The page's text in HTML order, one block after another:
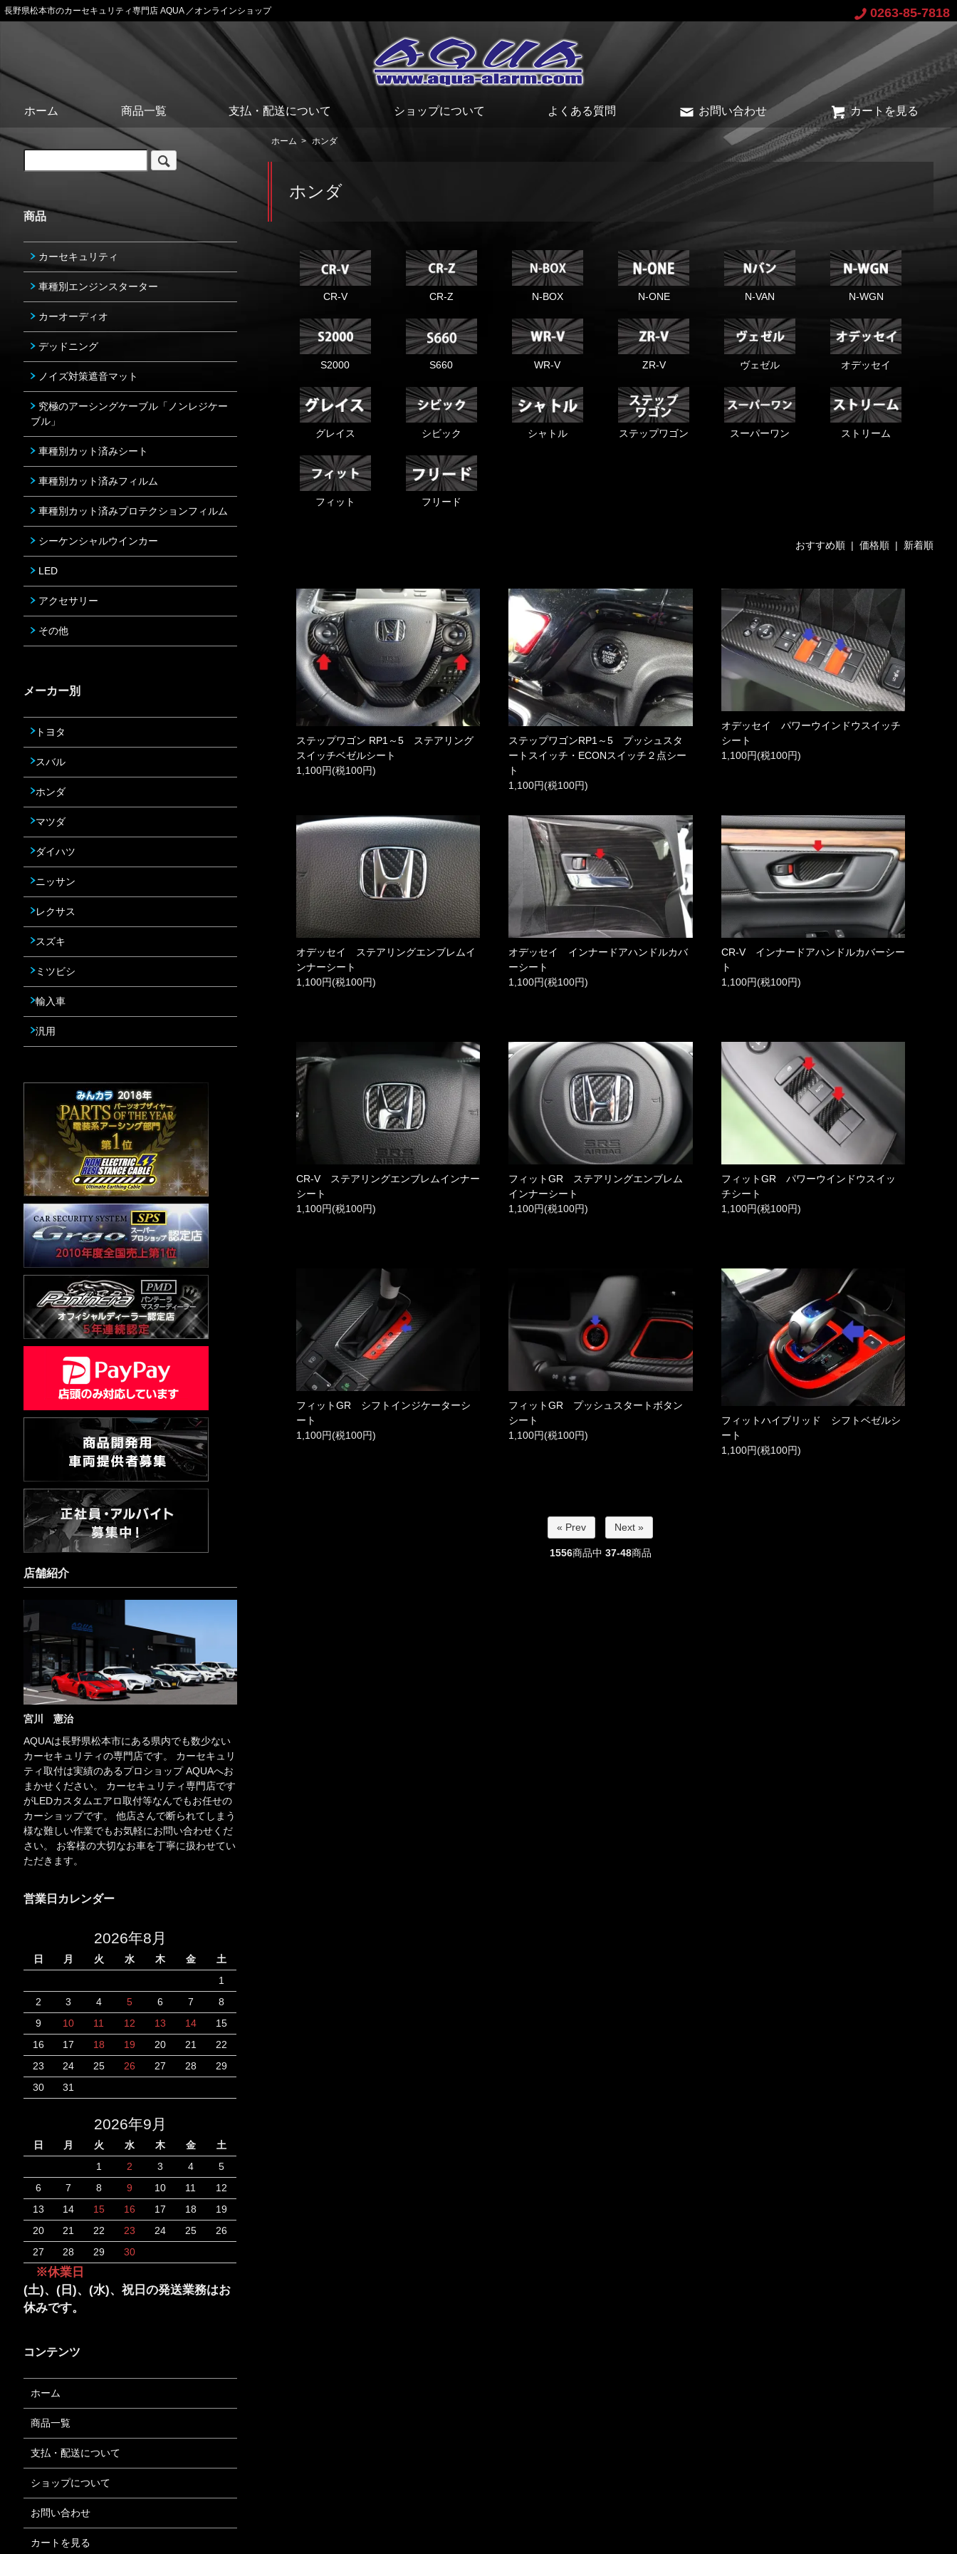
長野県松本市のカーセキュリティ専門店 AQUA ／オンラインショップ 0263-85-7818
ホーム 商品一覧 支払・配送について ショップについて よくある質問 お問い合わせ カートを見る
ホーム > ホンダ
ホンダ
CR-V CR-Z N-BOX N-ONE N-VAN N-WGN
S2000 S660 WR-V ZR-V ヴェゼル オデッセイ
グレイス シビック シャトル ステップワゴン スーパーワン ストリーム
フィット フリード
おすすめ順| 価格順 | 新着順
ステップワゴン RP1～5 ステアリング
スイッチベゼルシート
1,100円(税100円)
ステップワゴンRP1～5 プッシュスタ
ートスイッチ・ECONスイッチ２点シー
ト
1,100円(税100円)
オデッセイ パワーウインドウスイッチ
シート
1,100円(税100円)
オデッセイ ステアリングエンブレムイ
ンナーシート
1,100円(税100円)
オデッセイ インナードアハンドルカバ
ーシート
1,100円(税100円)
CR-V インナードアハンドルカバーシー
ト
1,100円(税100円)
CR-V ステアリングエンブレムインナー
シート
1,100円(税100円)
フィットGR ステアリングエンブレム
インナーシート
1,100円(税100円)
フィットGR パワーウインドウスイッ
チシート
1,100円(税100円)
フィットGR シフトインジケーターシ
ート
1,100円(税100円)
フィットGR プッシュスタートボタン
シート
1,100円(税100円)
フィットハイブリッド シフトベゼルシ
ート
1,100円(税100円)
« Prev Next »
1556商品中 37-48商品
商品
カーセキュリティ
車種別エンジンスターター
カーオーディオ
デッドニング
ノイズ対策遮音マット
究極のアーシングケーブル「ノンレジケー
ブル」
車種別カット済みシート
車種別カット済みフィルム
車種別カット済みプロテクションフィルム
シーケンシャルウインカー
LED
アクセサリー
その他
メーカー別
トヨタ
スバル
ホンダ
マツダ
ダイハツ
ニッサン
レクサス
スズキ
ミツビシ
輸入車
汎用
店舗紹介
宮川 憲治
AQUAは長野県松本市にある県内でも数少ない
カーセキュリティの専門店です。 カーセキュリ
ティ取付は実績のあるプロショップ AQUAへお
まかせください。 カーセキュリティ専門店です
がLEDカスタムエアロ取付等なんでもお任せの
カーショップです。 他店さんで断られてしまう
様な難しい作業でもお気軽にお問い合わせくだ
さい。 お客様の大切なお車を丁寧に扱わせてい
ただきます。
営業日カレンダー
2026年8月
日 月 火 水 木 金
土
1
2
3 4 5 6 7
8
9
10 11 12 13 14
15
16
17 18 19 20 21
22
23
24 25 26 27 28
29
30
31
2026年9月
日 月 火 水 木 金
土
1
2 3 4
5
6
7 8 9 10 11
12
13
14 15 16 17 18
19
20
21 22 23 24 25
26
27
28 29 30
※休業日
(土)、(日)、(水)、祝日の発送業務はお
休みです。
コンテンツ
ホーム
商品一覧
支払・配送について
ショップについて
お問い合わせ
カートを見る